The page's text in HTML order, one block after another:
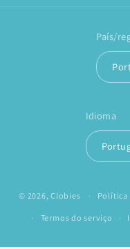
País/
Idioma
© 2026,Clobies Política
Termos do serviço